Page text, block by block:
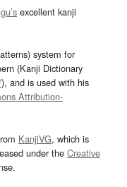
excellent kanji
system for
(Kanji Dictionary
), and is used with his
Attribution-
KanjiVG, which is
under the Creative